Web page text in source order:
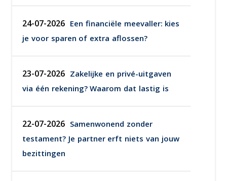
24-07-2026 Een financiële meevaller: kies
je voor sparen of extra aflossen?
23-07-2026 Zakelijke en privé-uitgaven
via één rekening? Waarom dat lastig is
22-07-2026 Samenwonend zonder
testament? Je partner erft niets van jouw
bezittingen